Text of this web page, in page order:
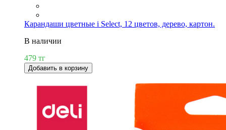
Карандаши цветные i Select, 12 цветов, дерево, картон.
В наличии
479 тг
Добавить в корзину